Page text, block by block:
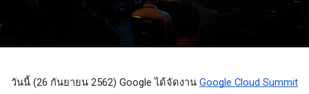
วันนี้ (26 กันยายน 2562) Google ได้จัดงาน Google Cloud Summit